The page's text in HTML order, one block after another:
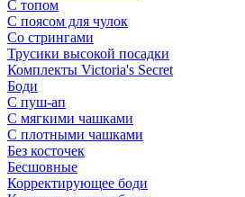
С топом
С поясом для чулок
Со стрингами
Трусики высокой посадки
Комплекты Victoria's Secret
Боди
С пуш-ап
С мягкими чашками
С плотными чашками
Без косточек
Бесшовные
Корректирующее боди